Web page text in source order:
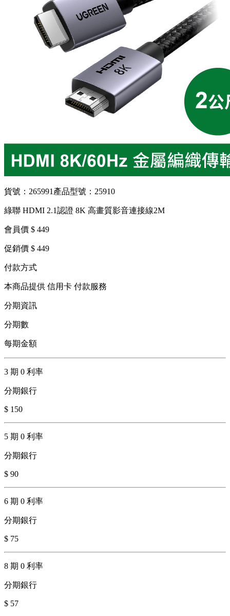
貨號：265991 產品型號：25910
綠聯 HDMI 2.1認證 8K 高畫質影音連接線2M
會員價 $ 449
促銷價 $ 449
付款方式
本商品提供 信用卡 付款服務
分期資訊
分期數
每期金額
3 期 0 利率
分期銀行
$ 150
5 期 0 利率
分期銀行
$ 90
6 期 0 利率
分期銀行
$ 75
8 期 0 利率
分期銀行
$ 57